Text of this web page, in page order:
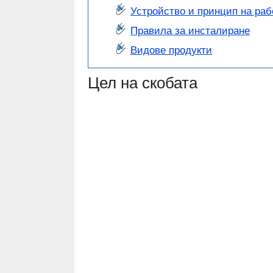
Устройство и принцип на
Правила за инсталиране
Видове продукти
Цел на скобата